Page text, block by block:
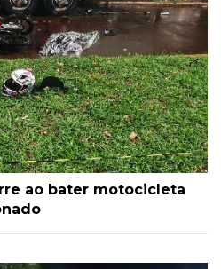
ao bater motocicleta